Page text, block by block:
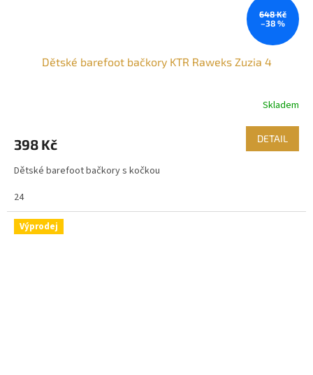
648 Kč
–38 %
Dětské barefoot bačkory KTR Raweks Zuzia 4
je
z
hvězdiček.
Skladem
398 Kč DETAIL
Dětské barefoot bačkory s kočkou
24
Výprodej